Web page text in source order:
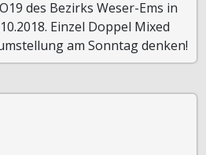
des Bezirks Weser-Ems in
Einzel Doppel Mixed
am Sonntag denken!